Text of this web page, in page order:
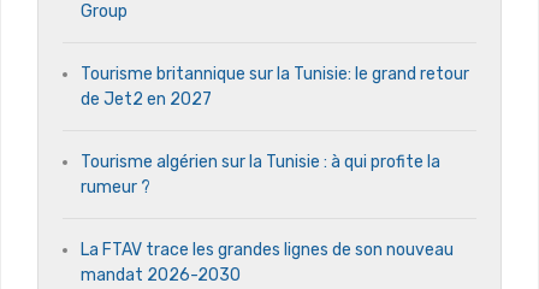
Group
Tourisme britannique sur la Tunisie: le grand retour
de Jet2 en 2027
Tourisme algérien sur la Tunisie : à qui profite la
rumeur ?
La FTAV trace les grandes lignes de son nouveau
mandat 2026-2030